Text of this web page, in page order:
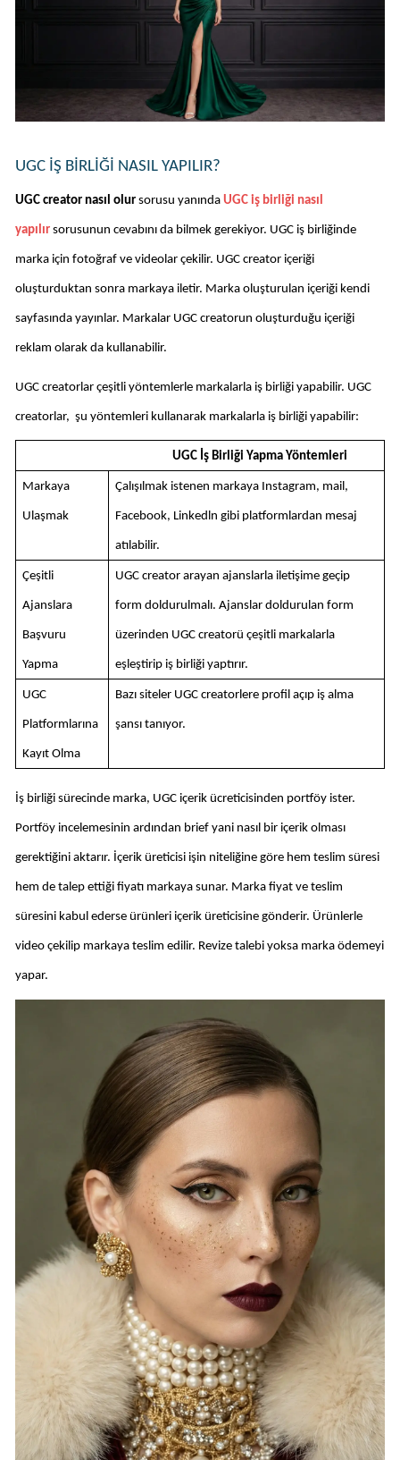
UGC İŞ BIRLIĞI NASIL YAPILIR?
UGC creator nasıl olur sorusu yanında UGC iş birliği nasıl
yapılır sorusunun cevabını da bilmek gerekiyor. UGC iş birliğinde
marka için fotoğraf ve videolar çekilir. UGC creator içeriği
oluşturduktan sonra markaya iletir. Marka oluşturulan içeriği kendi
sayfasında yayınlar. Markalar UGC creatorun oluşturduğu içeriği
reklam olarak da kullanabilir.
UGC creatorlar çeşitli yöntemlerle markalarla iş birliği yapabilir. UGC
creatorlar,  şu yöntemleri kullanarak markalarla iş birliği yapabilir:
UGC İş Birliği Yapma Yöntemleri
Markaya
Ulaşmak
Çalışılmak istenen markaya Instagram, mail,
Facebook, Linkedln gibi platformlardan mesaj
atılabilir.
Çeşitli
Ajanslara
Başvuru
Yapma
UGC creator arayan ajanslarla iletişime geçip
form doldurulmalı. Ajanslar doldurulan form
üzerinden UGC creatorü çeşitli markalarla
eşleştirip iş birliği yaptırır.
UGC
Platformlarına
Kayıt Olma
Bazı siteler UGC creatorlere profil açıp iş alma
şansı tanıyor.
İş birliği sürecinde marka, UGC içerik ücreticisinden portföy ister.
Portföy incelemesinin ardından brief yani nasıl bir içerik olması
gerektiğini aktarır. İçerik üreticisi işin niteliğine göre hem teslim süresi
hem de talep ettiği fiyatı markaya sunar. Marka fiyat ve teslim
süresini kabul ederse ürünleri içerik üreticisine gönderir. Ürünlerle
video çekilip markaya teslim edilir. Revize talebi yoksa marka ödemeyi
yapar.